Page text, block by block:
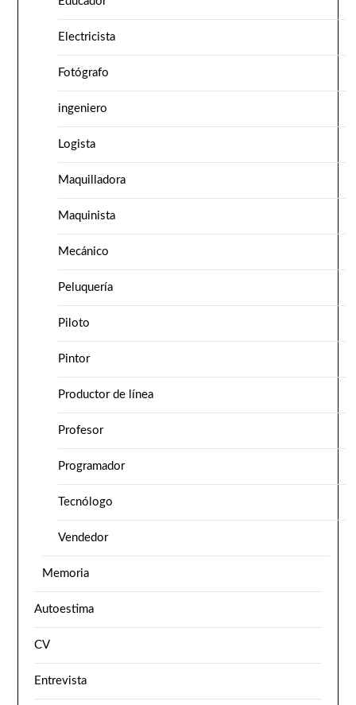
Electricista
Fotógrafo
ingeniero
Logista
Maquilladora
Maquinista
Mecánico
Peluquería
Piloto
Pintor
Productor de línea
Profesor
Programador
Tecnólogo
Vendedor
Memoria
Autoestima
CV
Entrevista